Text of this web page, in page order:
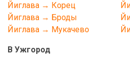
Йиглава → Корец
Йиглава → Броды
Йиглава → Мукачево
В Ужгород